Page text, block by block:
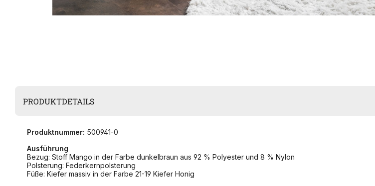
PRODUKTDETAILS
Produktnummer: 500941-0
Ausführung
Bezug: Stoff Mango in der Farbe dunkelbraun aus 92 % Polyester und 8 % Nylon
Polsterung: Federkernpolsterung
Füße: Kiefer massiv in der Farbe 21-19 Kiefer Honig